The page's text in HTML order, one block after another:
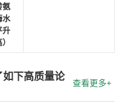
氨
水
升
下高质量论
查看更多+